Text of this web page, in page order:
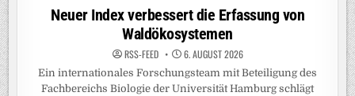
in
Neuer Index verbessert die Erfassung von
Waldökosystemen
RSS-FEED 6. AUGUST 2026
Ein internationales Forschungsteam mit Beteiligung des
Fachbereichs Biologie der Universität Hamburg schlägt